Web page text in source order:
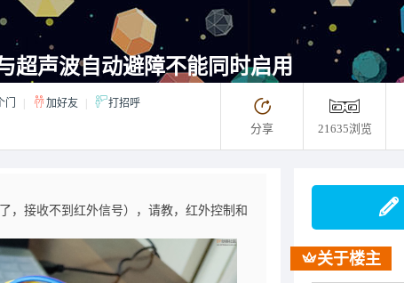
超声波自动避障不能同时启用
门 加好友 打招呼
分享 21635浏览
，接收不到红外信号），请教，红外控制和
关于楼主